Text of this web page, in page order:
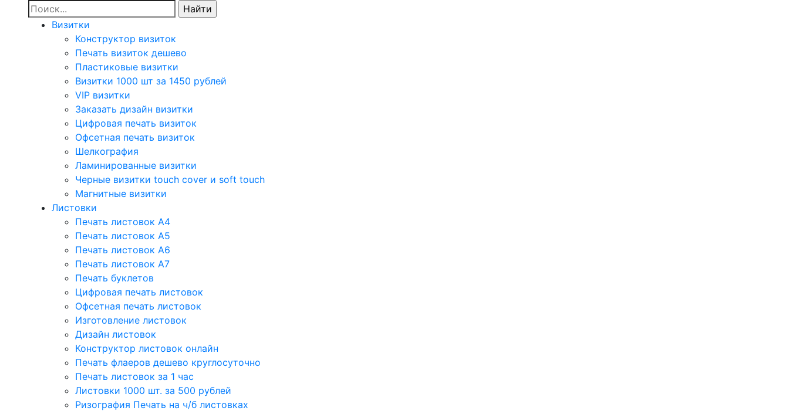
Визитки
Конструктор визиток
Печать визиток дешево
Пластиковые визитки
Визитки 1000 шт за 1450 рублей
VIP визитки
Заказать дизайн визитки
Цифровая печать визиток
Офсетная печать визиток
Шелкография
Ламинированные визитки
Черные визитки touch cover и soft touch
Магнитные визитки
Листовки
Печать листовок А4
Печать листовок А5
Печать листовок А6
Печать листовок А7
Печать буклетов
Цифровая печать листовок
Офсетная печать листовок
Изготовление листовок
Дизайн листовок
Конструктор листовок онлайн
Печать флаеров дешево круглосуточно
Печать листовок за 1 час
Листовки 1000 шт. за 500 рублей
Ризография Печать на ч/б листовках